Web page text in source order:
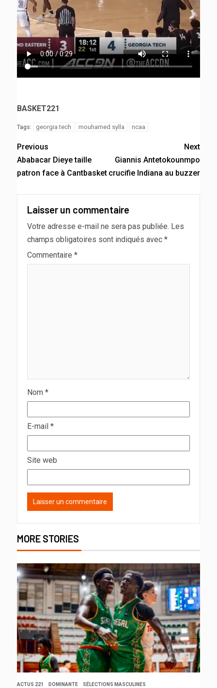
BASKET221
Tags: georgia tech mouhamed sylla ncaa
Previous
Ababacar Dieye taille
patron face à Cantbasket
Next
Giannis Antetokounmpo
crucifie Indiana au buzzer
Laisser un commentaire
Votre adresse e-mail ne sera pas publiée. Les
champs obligatoires sont indiqués avec *
Commentaire *
Nom *
E-mail *
Site web
MORE STORIES
ACTUS 221 DOMINANTE
SÉLECTIONS MASCULINES